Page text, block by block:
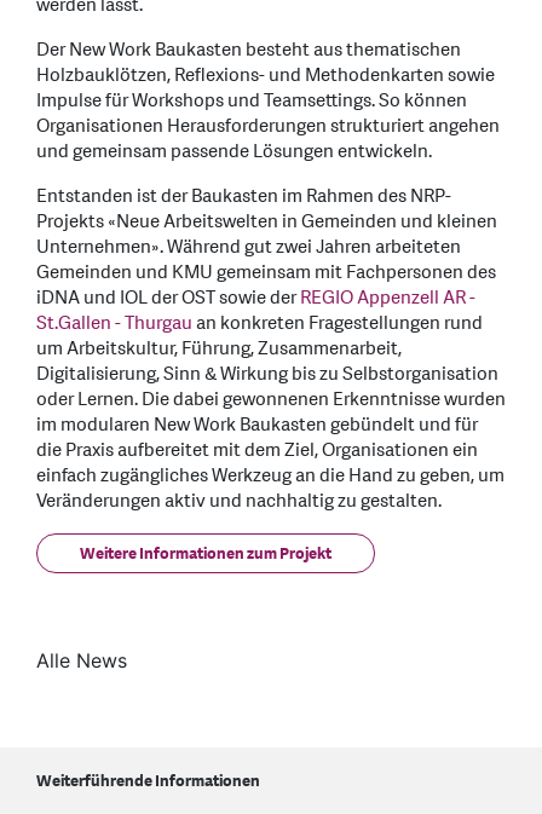
werden lässt.
Der New Work Baukasten besteht aus thematischen
Holzbauklötzen, Reflexions- und Methodenkarten sowie
Impulse für Workshops und Teamsettings. So können
Organisationen Herausforderungen strukturiert angehen
und gemeinsam passende Lösungen entwickeln.
Entstanden ist der Baukasten im Rahmen des NRP-
Projekts «Neue Arbeitswelten in Gemeinden und kleinen
Unternehmen». Während gut zwei Jahren arbeiteten
Gemeinden und KMU gemeinsam mit Fachpersonen des
iDNA und IOL der OST sowie derREGIO Appenzell AR -
St.Gallen - Thurgauan konkreten Fragestellungen rund
um Arbeitskultur, Führung, Zusammenarbeit,
Digitalisierung, Sinn & Wirkung bis zu Selbstorganisation
oder Lernen. Die dabei gewonnenen Erkenntnisse wurden
im modularen New Work Baukasten gebündelt und für
die Praxis aufbereitet mit dem Ziel, Organisationen ein
einfach zugängliches Werkzeug an die Hand zu geben, um
Veränderungen aktiv und nachhaltig zu gestalten.
Weitere Informationen zum Projekt
Alle News
Weiterführende Informationen